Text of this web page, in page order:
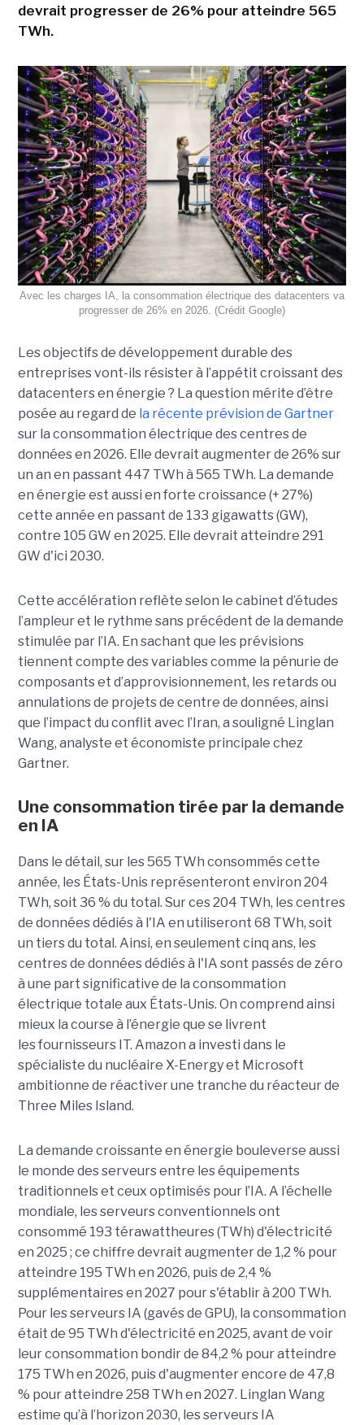
devrait progresser de 26% pour atteindre 565
TWh.
Avec les charges IA, la consommation électrique des datacenters va
progresser de 26% en 2026. (Crédit Google)
Les objectifs de développement durable des
entreprises vont-ils résister à l’appétit croissant des
datacenters en énergie ? La question mérite d’être
posée au regard de la récente prévision de Gartner
sur la consommation électrique des centres de
données en 2026. Elle devrait augmenter de 26% sur
un an en passant 447 TWh à 565 TWh. La demande
en énergie est aussi en forte croissance (+ 27%)
cette année en passant de 133 gigawatts (GW),
contre 105 GW en 2025. Elle devrait atteindre 291
GW d'ici 2030.
Cette accélération reflète selon le cabinet d’études
l’ampleur et le rythme sans précédent de la demande
stimulée par l’IA. En sachant que les prévisions
tiennent compte des variables comme la pénurie de
composants et d’approvisionnement, les retards ou
annulations de projets de centre de données, ainsi
que l’impact du conflit avec l’Iran, a souligné Linglan
Wang, analyste et économiste principale chez
Gartner.
Une consommation tirée par la demande
en IA
Dans le détail, sur les 565 TWh consommés cette
année, les États-Unis représenteront environ 204
TWh, soit 36 ​​% du total. Sur ces 204 TWh, les centres
de données dédiés à l'IA en utiliseront 68 TWh, soit
un tiers du total. Ainsi, en seulement cinq ans, les
centres de données dédiés à l'IA sont passés de zéro
à une part significative de la consommation
électrique totale aux États-Unis. On comprend ainsi
mieux la course à l’énergie que se livrent
les fournisseurs IT. Amazon a investi dans le
spécialiste du nucléaire X-Energy et Microsoft
ambitionne de réactiver une tranche du réacteur de
Three Miles Island.
La demande croissante en énergie bouleverse aussi
le monde des serveurs entre les équipements
traditionnels et ceux optimisés pour l’IA. A l’échelle
mondiale, les serveurs conventionnels ont
consommé 193 térawattheures (TWh) d'électricité
en 2025 ; ce chiffre devrait augmenter de 1,2 % pour
atteindre 195 TWh en 2026, puis de 2,4 %
supplémentaires en 2027 pour s'établir à 200 TWh.
Pour les serveurs IA (gavés de GPU), la consommation
était de 95 TWh d'électricité en 2025, avant de voir
leur consommation bondir de 84,2 % pour atteindre
175 TWh en 2026, puis d'augmenter encore de 47,8
% pour atteindre 258 TWh en 2027. Linglan Wang
estime qu’à l’horizon 2030, les serveurs IA